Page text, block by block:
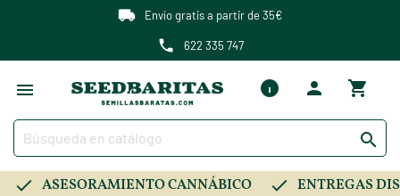
Envío gratis a partir de 35€
622 335 747

ASESORAMIENTO CANNÁBICO ENTREGAS